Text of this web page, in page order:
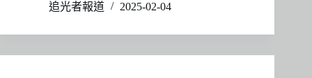
追光者報道
2025-02-04